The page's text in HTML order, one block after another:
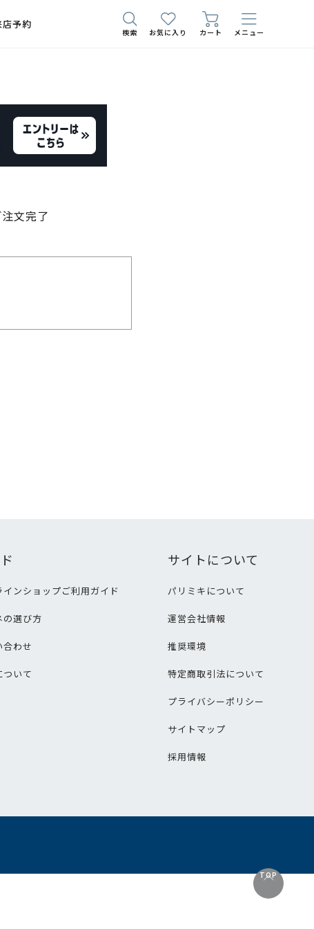
予約
検索 お気に入り カート メニュー
文完了
TOP
インショップご利用ガイド
の選び方
合わせ
ついて
サイトについて
パリミキについて
運営会社情報
推奨環境
特定商取引法について
プライバシーポリシー
サイトマップ
採用情報